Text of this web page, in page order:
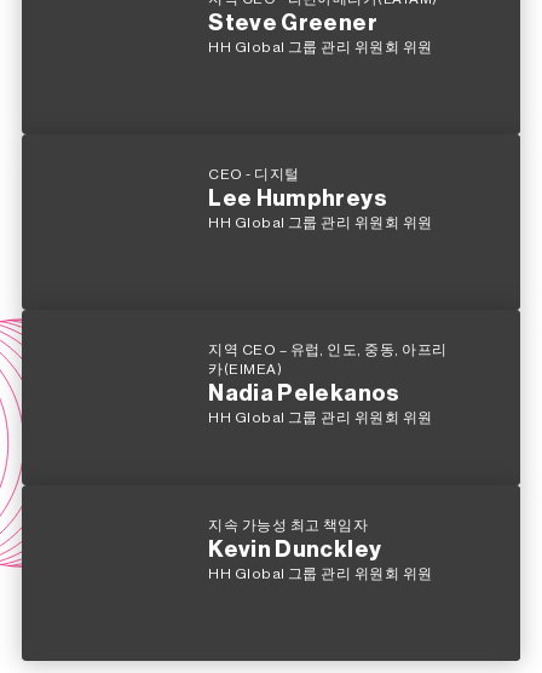
Steve Greener
HH Global 그룹 관리 위원회 위원
CEO - 디지털
Lee Humphreys
HH Global 그룹 관리 위원회 위원
지역 CEO – 유럽, 인도, 중동, 아프리
카(EIMEA)
Nadia Pelekanos
HH Global 그룹 관리 위원회 위원
지속 가능성 최고 책임자
Kevin Dunckley
HH Global 그룹 관리 위원회 위원